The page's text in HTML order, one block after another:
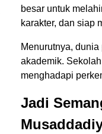
besar untuk
karakter, dan siap
Menurutnya,
akademik.
menghadapi
Jadi